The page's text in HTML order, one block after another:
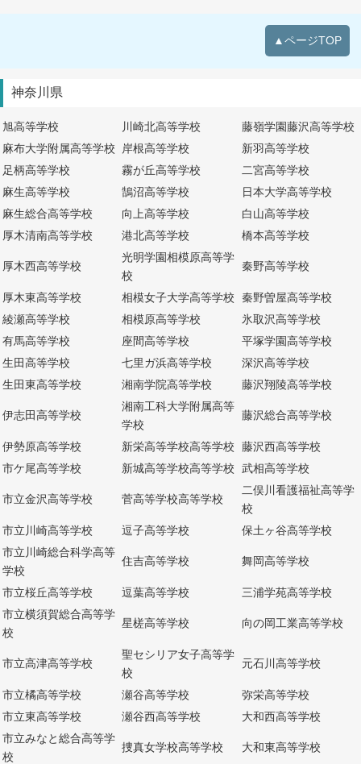
▲ページTOP
神奈川県
旭高等学校 川崎北高等学校
藤嶺学園藤沢高等学校
麻布大学附属高等学校
岸根高等学校
新羽高等学校
足柄高等学校
霧が丘高等学校
二宮高等学校
麻生高等学校
鵠沼高等学校
日本大学高等学校
麻生総合高等学校
向上高等学校
白山高等学校
厚木清南高等学校
港北高等学校 橋本高等学校
厚木西高等学校
光明学園相模原高等学
校
秦野高等学校
厚木東高等学校 相模女子大学高等学校
秦野曽屋高等学校
綾瀬高等学校
相模原高等学校
氷取沢高等学校
有馬高等学校
座間高等学校
平塚学園高等学校
生田高等学校
七里ガ浜高等学校
深沢高等学校
生田東高等学校
湘南学院高等学校 藤沢翔陵高等学校
伊志田高等学校
湘南工科大学附属高等
学校
藤沢総合高等学校
伊勢原高等学校 新栄高等学校高等学校
藤沢西高等学校
市ケ尾高等学校
新城高等学校高等学校 武相高等学校
市立金沢高等学校 菅高等学校高等学校
二俣川看護福祉高等学
校
市立川崎高等学校
逗子高等学校
保土ヶ谷高等学校
市立川崎総合科学高等
学校
住吉高等学校 舞岡高等学校
市立桜丘高等学校 逗葉高等学校
三浦学苑高等学校
市立横須賀総合高等学
校
星槎高等学校 向の岡工業高等学校
市立高津高等学校
聖セシリア女子高等学
校
元石川高等学校
市立橘高等学校 瀬谷高等学校
弥栄高等学校
市立東高等学校
瀬谷西高等学校
大和西高等学校
市立みなと総合高等学
校
捜真女学校高等学校 大和東高等学校